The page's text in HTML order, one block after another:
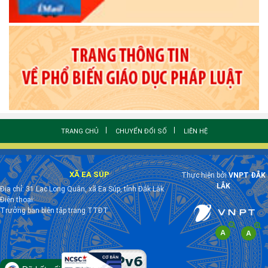
TRANG CHỦ CHUYỂN ĐỔI SỐ LIÊN HỆ
XÃ EA SÚP
Địa chỉ: 31 Lạc Long Quân, xã Ea Súp, tỉnh Đắk Lắk
Điện thoại:
Trưởng ban biên tập trang TTĐT
Thực hiện bởiVNPT ĐẮK
LẮK